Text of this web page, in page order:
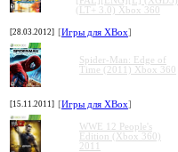
(LT+ 3.0) Xbox 360
[28.03.2012] [Игры для XBox]
Spider-Man: Edge of
Time (2011) Xbox 360
[15.11.2011] [Игры для XBox]
WWE 12 People's
Edition (Xbox 360)
2011